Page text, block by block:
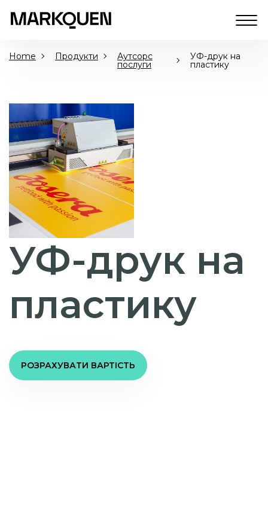
Home Продукти Аутсорс
послуги
УФ-друк на
пластику
УФ-друк на
пластику
РОЗРАХУВАТИ ВАРТІСТЬ